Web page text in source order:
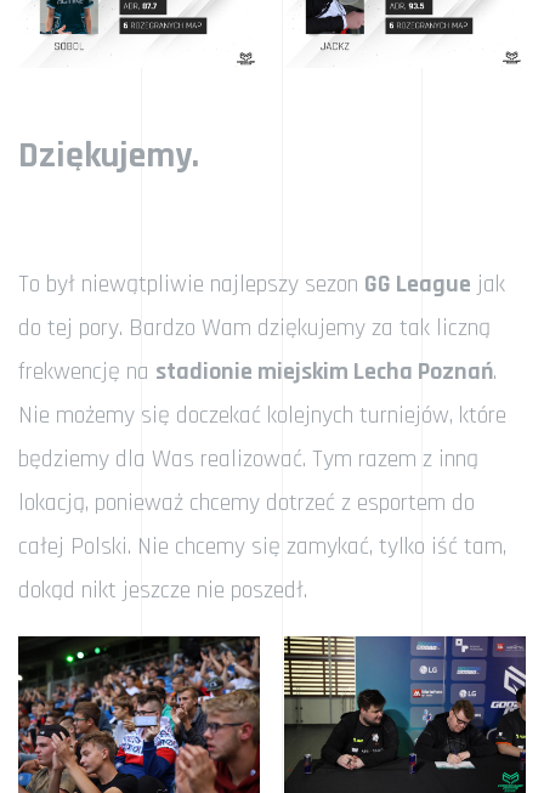
Dziękujemy.
To był niewątpliwie najlepszy sezon GG League jak
do tej pory. Bardzo Wam dziękujemy za tak liczną
frekwencję na stadionie miejskim Lecha Poznań.
Nie możemy się doczekać kolejnych turniejów, które
będziemy dla Was realizować. Tym razem z inną
lokacją, ponieważ chcemy dotrzeć z esportem do
całej Polski. Nie chcemy się zamykać, tylko iść tam,
dokąd nikt jeszcze nie poszedł.